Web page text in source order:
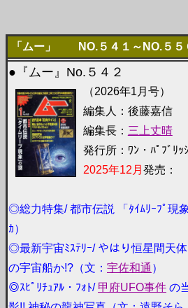
「ムー」 NO.５４１～NO.５５
●『ムー』No.５４２
（2026年1月号）
編集人：後藤嘉信
編集長： 三上丈晴
発行所：ﾜﾝ・ﾊﾟﾌﾞﾘｯ
2025年12月 発売：
◎総力特集/ 都市伝説 「ﾀｲﾑﾘｰﾌﾟ現
ｶ）
◎最新宇宙ﾐｽﾃﾘｰ/ やはり恒星間天体
の宇宙船か!?（文： 宇佐和通 ）
◎ｽﾋﾟﾘﾁｭｱﾙ・ﾌｫﾄ/ 甲府UFO事件 の